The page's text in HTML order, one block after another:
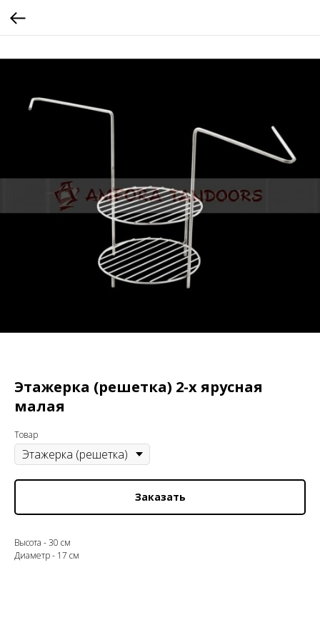
Этажерка (решетка) 2-х ярусная
малая
Товар
Заказать
Высота - 30 см
Диаметр - 17 см